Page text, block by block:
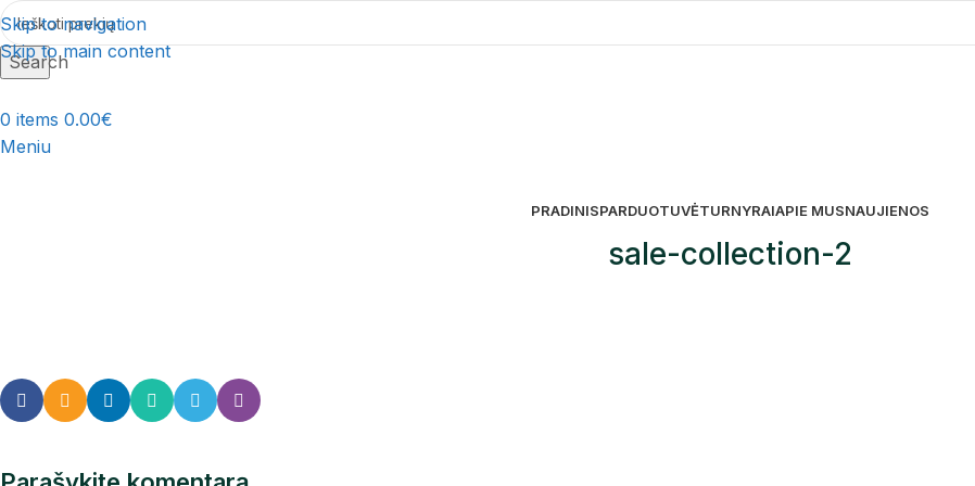
Skip to navigation
Skip to main content
Search
0 items 0.00€
Meniu
PRADINISPARDUOTUVĖTURNYRAIAPIE MUSNAUJIENOS
sale-collection-2